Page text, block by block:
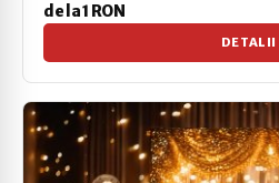
de la 1 RON
DETALII